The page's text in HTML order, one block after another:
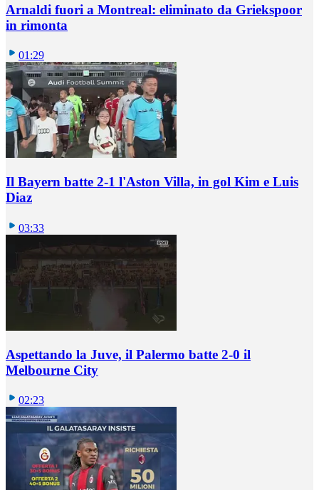
Arnaldi fuori a Montreal: eliminato da Griekspoor
in rimonta
01:29
Il Bayern batte 2-1 l'Aston Villa, in gol Kim e Luis
Diaz
03:33
Aspettando la Juve, il Palermo batte 2-0 il
Melbourne City
02:23